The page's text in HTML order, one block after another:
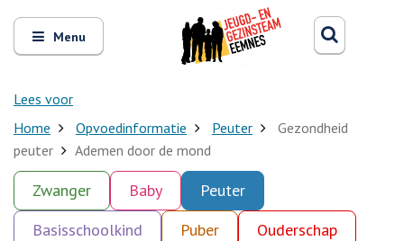
Open
en
sluit
Menu
Lees voor
Zoeken
Home Opvoedinformatie Peuter
Gezondheid
peuter
Ademen door de mond
Zwanger Baby
Peuter
Basisschoolkind
Puber Ouderschap